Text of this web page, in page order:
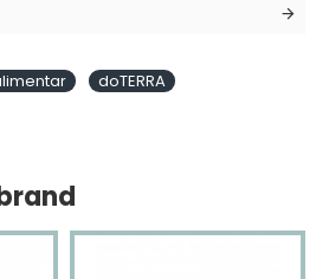
doTERRA